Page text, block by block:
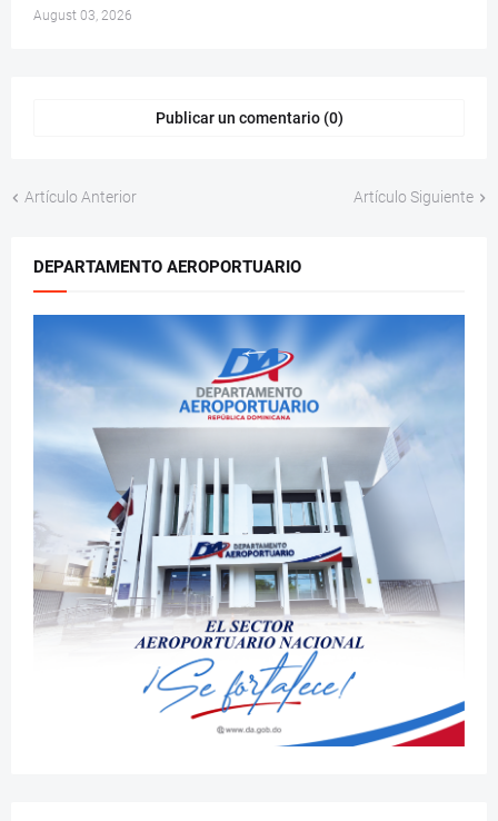
August 03, 2026
Publicar un comentario (0)
Artículo Anterior Artículo Siguiente
DEPARTAMENTO AEROPORTUARIO